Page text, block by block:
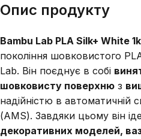
Опис продукту
Bambu Lab PLA Silk+ White
покоління шовковистого
Lab. Він поєднує в собі
шовковисту поверхню з
надійністю в автоматичній
(AMS). Завдяки цьому він
декоративних моделей,